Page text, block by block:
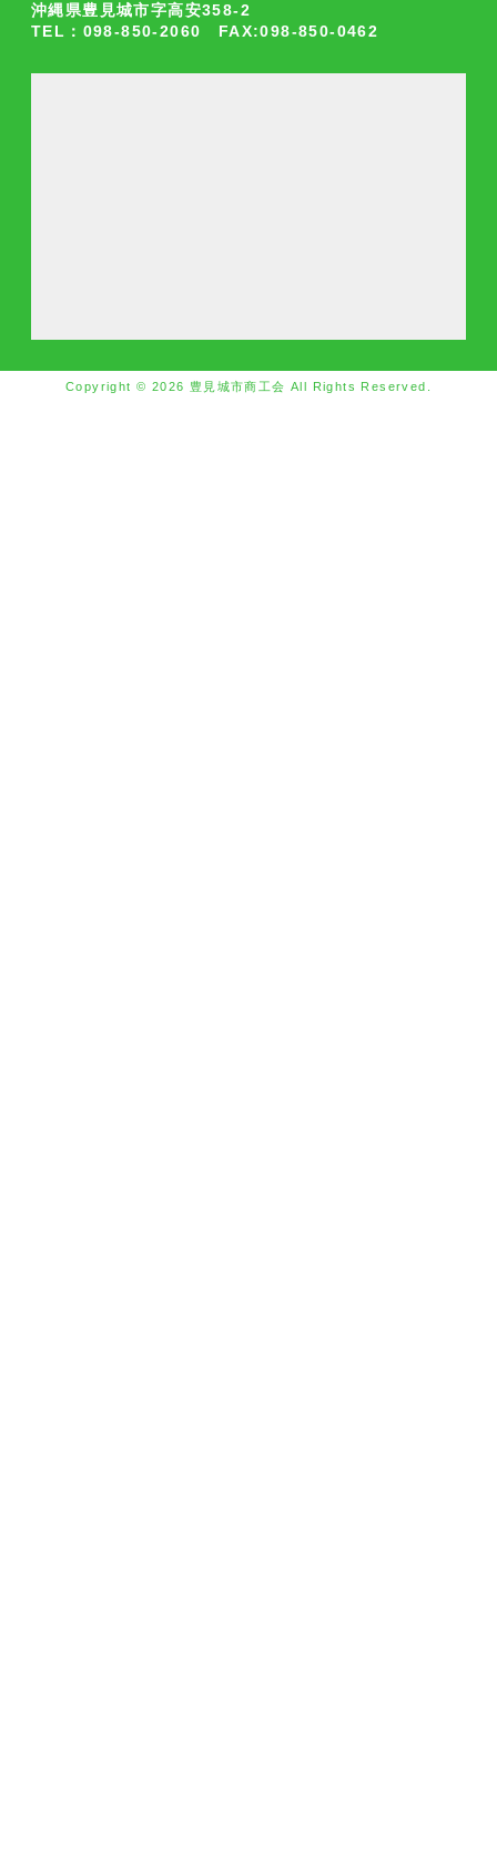
沖縄県豊見城市字高安358-2
TEL：098-850-2060 FAX:098-850-0462
Copyright © 2026 豊見城市商工会 All Rights Reserved.